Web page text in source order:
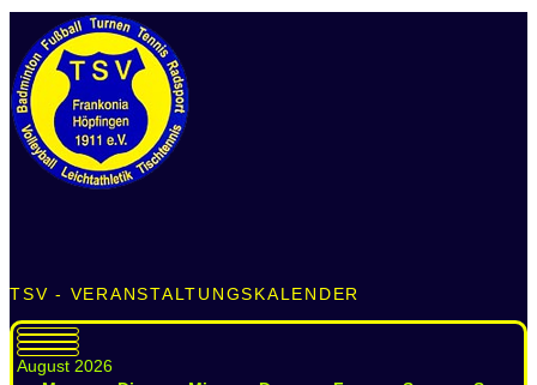
TSV - VERANSTALTUNGSKALENDER
August 2026